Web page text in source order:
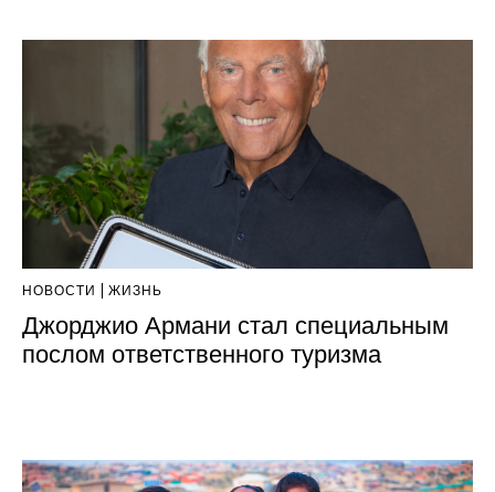
НОВОСТИ ЖИЗНЬ
Джорджио Армани стал специальным
послом ответственного туризма